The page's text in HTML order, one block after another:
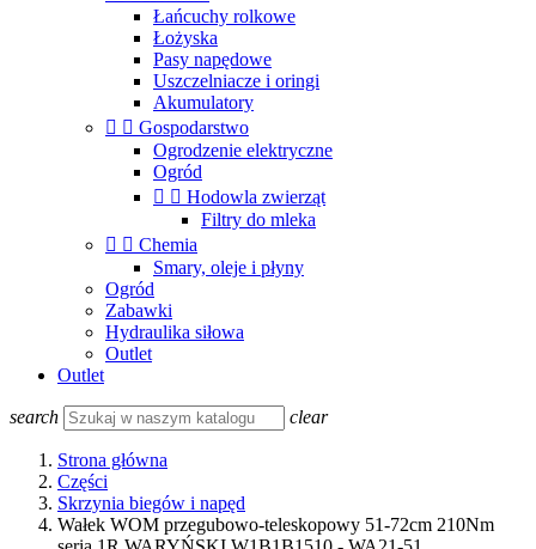
Łańcuchy rolkowe
Łożyska
Pasy napędowe
Uszczelniacze i oringi
Akumulatory
  Gospodarstwo
Ogrodzenie elektryczne
Ogród
  Hodowla zwierząt
Filtry do mleka
  Chemia
Smary, oleje i płyny
Ogród
Zabawki
Hydraulika siłowa
Outlet
Outlet
search clear
Strona główna
Części
Skrzynia biegów i napęd
Wałek WOM przegubowo-teleskopowy 51-72cm 210Nm